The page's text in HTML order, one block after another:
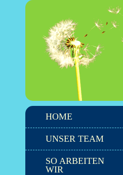
HOME
UNSER TEAM
SO ARBEITEN
WIR